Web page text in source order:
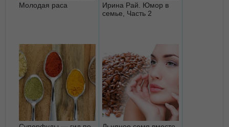
Молодая раса
Ирина Рай. Юмор в
семье, Часть 2